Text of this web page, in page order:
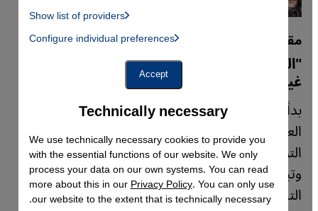
مقابلة مع الباحثة التونسية آمال قرامي
"المجتمعات الإسلامية لم تكن معادية للهويات
غير النمطية"
بدأت دراسات النوع الاجتماعي تجد مكانًا لها في
العالم العربي، بل وأيضًا بمقاربات إسلامية. الباحثة
التونسية آمال قرامي تتحدث عن تطور هذا المسار،
وتبحث في كيفية إسهام الإرث الاستعماري بتشكيل
التصورات السائدة حول هذه القضايا.
Technically necessary
We use technically necessary cookies to provide you
with the essential functions of our website. We only
process your data on our own systems. You can read
more about this in ourPrivacy Policy. You can only use
our website to the extent that is technically necessary.
Show list of providers
Instagram Embed, Twitter Embed, Youtube Embed
Facebook Embed / Facebook Connect
Google Maps Embed
Configure individual preferences
Accept